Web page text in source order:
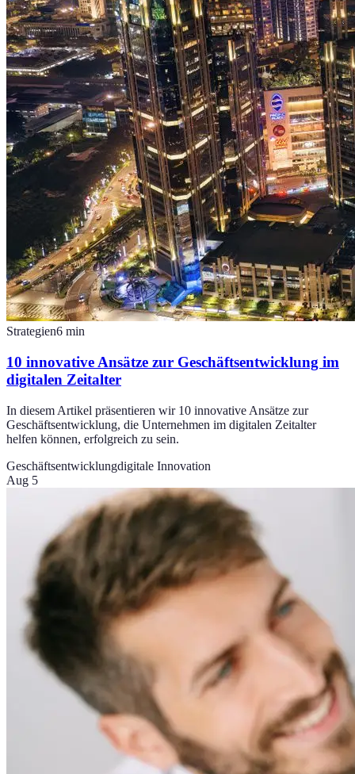
Strategien6 min
10 innovative Ansätze zur Geschäftsentwicklung im
digitalen Zeitalter
In diesem Artikel präsentieren wir 10 innovative Ansätze zur
Geschäftsentwicklung, die Unternehmen im digitalen Zeitalter
helfen können, erfolgreich zu sein.
Geschäftsentwicklungdigitale Innovation
Aug 5